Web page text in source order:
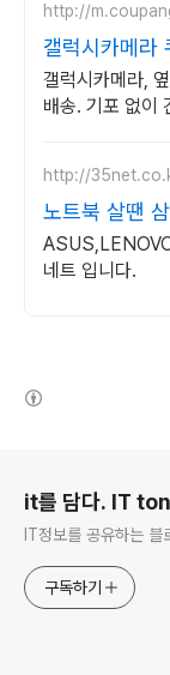
http://
갤럭시카메라
갤럭시카메라,
배송. 기포 없이
http://
노트북 살땐
네트 입니다.
it를 담다. IT
IT정보를 공유하는 블
구독하기